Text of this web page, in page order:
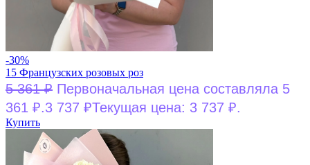
-30%
15 Французских розовых роз
5 361₽ Первоначальная цена составляла 5
361 ₽.3 737 ₽Текущая цена: 3 737 ₽.
Купить